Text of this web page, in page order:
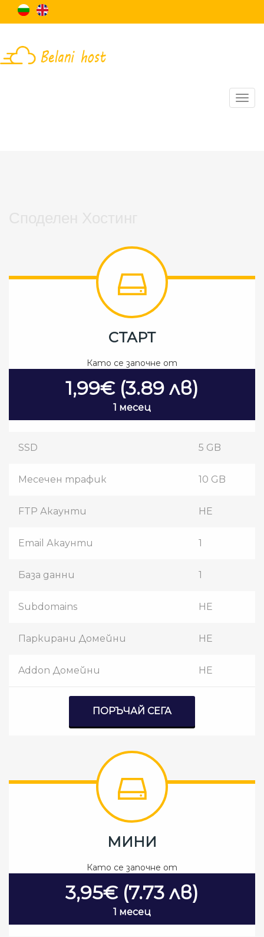
СТАРТ
Като се започне от
1,99€ (3.89 лв)
1 месец
SSD 5 GB
Месечен трафик 10 GB
FTP Акаунти НЕ
Email Акаунти 1
База данни 1
Subdomains НЕ
Паркирани Домейни НЕ
Addon Домейни НЕ
ПОРЪЧАЙ СЕГА
МИНИ
Като се започне от
3,95€ (7.73 лв)
1 месец